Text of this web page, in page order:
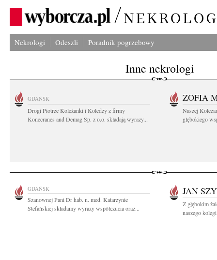
Nekrologi Odeszli Poradnik pogrzebowy
Inne nekrologi
GDAŃSK
Drogi Piotrze Koleżanki i Koledzy z firmy
Konecranes and Demag Sp. z o.o. składają wyrazy...
ZOFIA
Naszej
głębokiego
GDAŃSK
Szanownej Pani Dr hab. n. med. Katarzynie
Stefańskiej składamy wyrazy współczucia oraz...
JAN
Z głębokim
naszego